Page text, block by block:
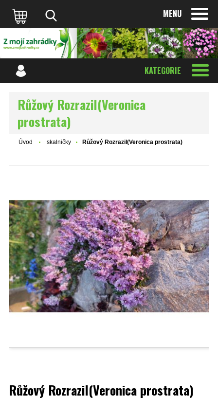
MENU
KATEGORIE
Růžový Rozrazil(Veronica
prostrata)
Úvod skalničky Růžový Rozrazil(Veronica prostrata)
Růžový Rozrazil(Veronica prostrata)